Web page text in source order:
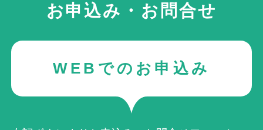
お申込み・お問合せ
WEBでのお申込み